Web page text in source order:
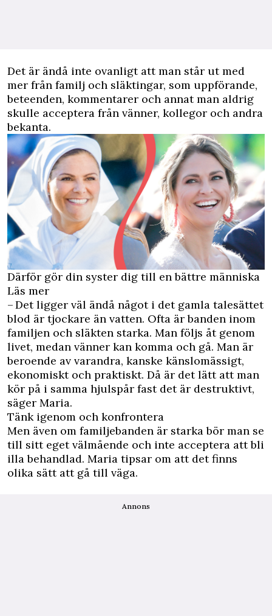
Det är ändå inte ovanligt att man står ut med
mer från familj och släktingar, som uppförande,
beteenden, kommentarer och annat man aldrig
skulle acceptera från vänner, kollegor och andra
bekanta.
Därför gör din syster dig till en bättre människa
Läs mer
– Det ligger väl ändå något i det gamla talesättet
blod är tjockare än vatten. Ofta är banden inom
familjen och släkten starka. Man följs åt genom
livet, medan vänner kan komma och gå. Man är
beroende av varandra, kanske känslomässigt,
ekonomiskt och praktiskt. Då är det lätt att man
kör på i samma hjulspår fast det är destruktivt,
säger Maria.
Tänk igenom och konfrontera
Men även om familjebanden är starka bör man se
till sitt eget välmående och inte acceptera att bli
illa behandlad. Maria tipsar om att det finns
olika sätt att gå till väga.
Annons